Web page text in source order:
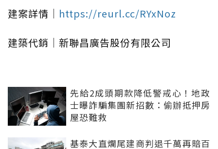
建案詳情｜ https://reurl.cc/RYxNoz
建築代銷｜新聯昌廣告股份有限公司
先給2成頭期款降低警戒心！地政
士曝詐騙集團新招數：偷辦抵押房
屋恐難救
基泰大直爛尾建商判退千萬再賠百